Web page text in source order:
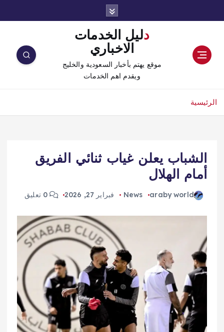
دليل الخدمات
الاخباري
موقع يهتم بأخبار السعودية والخليج
ويقدم اهم الخدمات
الرئيسية
الشباب يعلن غياب ثنائي الفريق
أمام الهلال ‬
araby world
News فبراير 27, 2026 0 تعليق